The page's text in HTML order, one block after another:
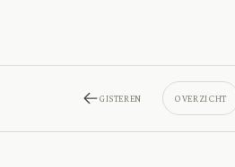
GISTEREN OVERZICHT